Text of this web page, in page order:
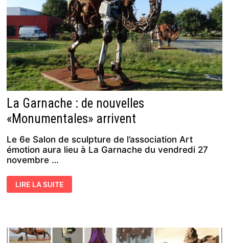
La Garnache : de nouvelles
«Monumentales» arrivent
Le 6e Salon de sculpture de l’association Art
émotion aura lieu à La Garnache du vendredi 27
novembre …
LA
GARNACHE
LIRE LA SUITE